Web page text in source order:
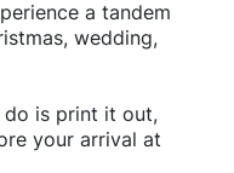
a tandem
wedding,
do is print it out,
your arrival at